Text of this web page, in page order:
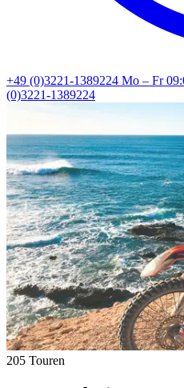
+49 (0)3221-1389224 Mo – Fr
(0)3221-1389224
205 Touren